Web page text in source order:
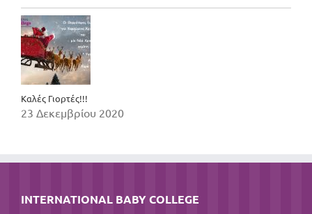
Καλές Γιορτές!!!
23 Δεκεμβρίου 2020
INTERNATIONAL BABY COLLEGE